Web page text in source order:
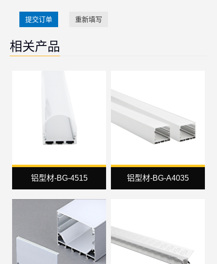
提交订单 重新填写
相关产品
铝型材-BG-4515 铝型材-BG-A4035